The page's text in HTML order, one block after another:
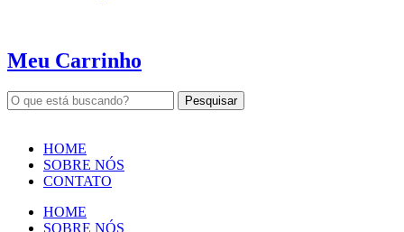
Meu Carrinho
Pesquisar
HOME
SOBRE NÓS
CONTATO
HOME
SOBRE NÓS